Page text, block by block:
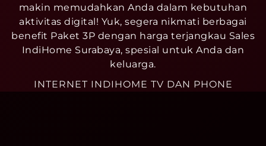
makin memudahkan Anda dalam kebutuhan
aktivitas digital! Yuk, segera nikmati berbagai
benefit Paket 3P dengan harga terjangkau Sales
IndiHome Surabaya, spesial untuk Anda dan
keluarga.
INTERNET INDIHOME TV DAN PHONE